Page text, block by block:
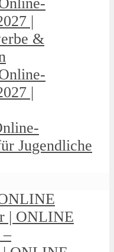
|
&
|
Jugendliche
| ONLINE
–